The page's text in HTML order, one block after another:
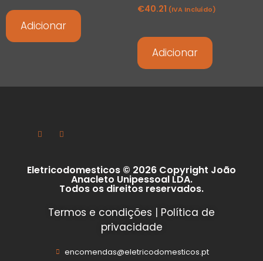
Adicionar
€40.21 (IVA Incluído)
Adicionar
Eletricodomesticos © 2026 Copyright João
Anacleto Unipessoal LDA.
Todos os direitos reservados.
Termos e condições | Política de
privacidade
encomendas@eletricodomesticos.pt